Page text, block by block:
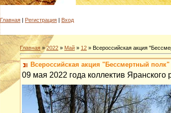
Главная | Регистрация | Вход
Главная »2022 » Май » 12 » Всероссийская акция
Всероссийская акция "Бессмертный полк"
09 мая 2022 года коллектив